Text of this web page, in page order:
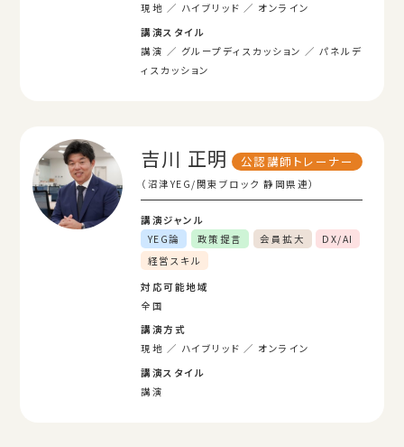
現地
ハイブリッド
オンライン
講演スタイル
講演
グループディスカッション
パネルデ
ィスカッション
吉川 正明 公認講師トレーナー
（沼津YEG/関東ブロック 静岡県連）
講演ジャンル
YEG論
政策提言 会員拡大
DX/AI
経営スキル
対応可能地域
全国
講演方式
現地
ハイブリッド
オンライン
講演スタイル
講演